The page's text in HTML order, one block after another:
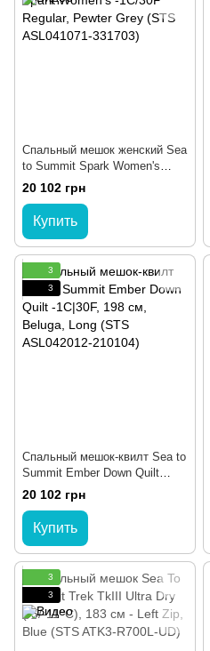
Спальный мешок женский Sea
to Summit Spark Women's
-1C/30F Regular, Pewter Grey
(STS ASL041071-331703)
20 102 грн
Купить
3
3
Спальный мешок-квилт Sea to
Summit Ember Down Quilt
-1C|30F, 198 см, Beluga, Long
(STS ASL042012-210104)
20 102 грн
Купить
3
3